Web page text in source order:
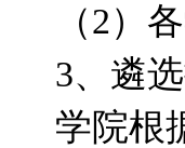
（2）
3、遴
学院根